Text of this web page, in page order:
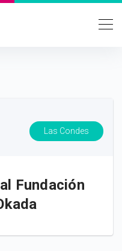
Las Condes
Fundación